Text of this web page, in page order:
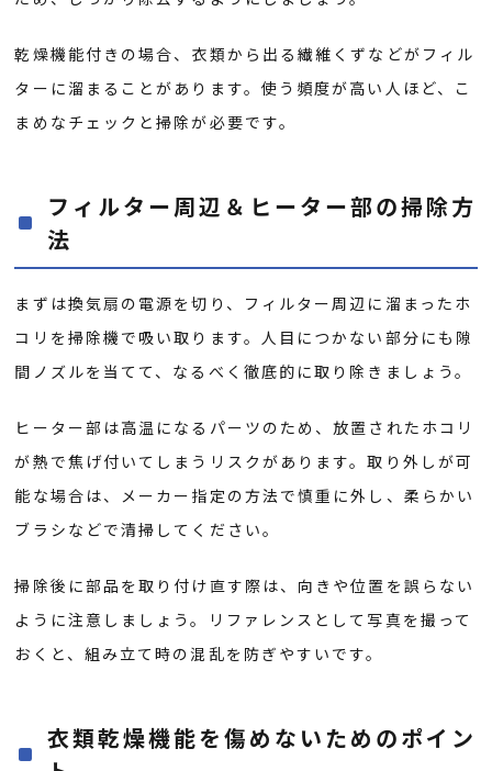
乾燥機能付きの場合、衣類から出る繊維くずなどがフィル
ターに溜まることがあります。使う頻度が高い人ほど、こ
まめなチェックと掃除が必要です。
フィルター周辺＆ヒーター部の掃除方
法
まずは換気扇の電源を切り、フィルター周辺に溜まったホ
コリを掃除機で吸い取ります。人目につかない部分にも隙
間ノズルを当てて、なるべく徹底的に取り除きましょう。
ヒーター部は高温になるパーツのため、放置されたホコリ
が熱で焦げ付いてしまうリスクがあります。取り外しが可
能な場合は、メーカー指定の方法で慎重に外し、柔らかい
ブラシなどで清掃してください。
掃除後に部品を取り付け直す際は、向きや位置を誤らない
ように注意しましょう。リファレンスとして写真を撮って
おくと、組み立て時の混乱を防ぎやすいです。
衣類乾燥機能を傷めないためのポイン